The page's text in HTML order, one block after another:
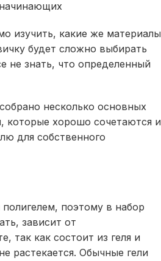
изучить, какие же материалы
будет сложно выбирать
не знать, что определенный
несколько основных
которые хорошо сочетаются и
для собственного
поэтому в набор
зависит от
так как состоит из геля и
растекается. Обычные гели